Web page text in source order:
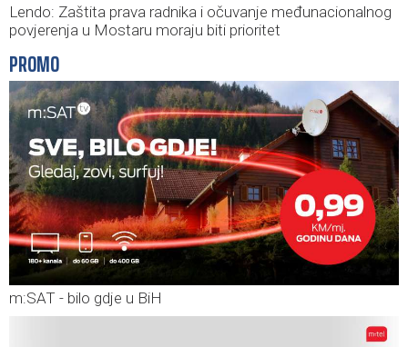
Lendo: Zaštita prava radnika i očuvanje međunacionalnog
povjerenja u Mostaru moraju biti prioritet
PROMO
m:SAT - bilo gdje u BiH